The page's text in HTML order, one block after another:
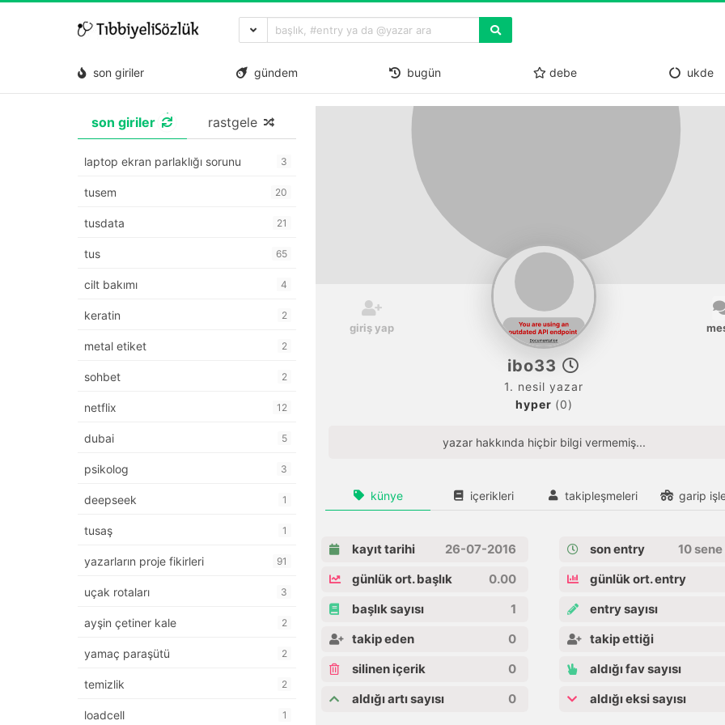
son giriler gündem bugün debe ukde
son giriler rastgele
laptop ekran parlaklığı sorunu 3
tusem 20
tusdata 21
tus 65
cilt bakımı 4
keratin 2
metal etiket 2
sohbet 2
netflix 12
dubai 5
psikolog 3
deepseek 1
tusaş 1
yazarların proje fikirleri 91
uçak rotaları 3
ayşin çetiner kale 2
yamaç paraşütü 2
temizlik 2
loadcell 1
giriş yap
ibo33
1. nesil yazar
hyper (0)
yazar hakkında hiçbir bilgi vermemiş...
künye içerikleri takipleşmeleri garip
kayıt tarihi
26-07-2016
günlük ort. başlık
0.00
başlık sayısı
1
takip eden
0
silinen içerik
0
aldığı artı sayısı
0
son entry
10
günlük ort. entry
entry sayısı
takip ettiği
aldığı fav sayısı
aldığı eksi sayısı